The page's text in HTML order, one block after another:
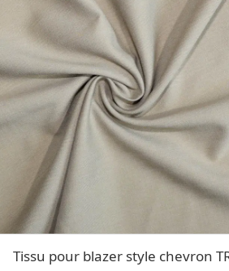
Tissu pour blazer style chevron